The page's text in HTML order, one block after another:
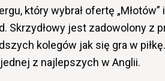
który wybrał ofertę
Skrzydłowy jest zadowolony z
kolegów jak się gra w
z najlepszych w Anglii.